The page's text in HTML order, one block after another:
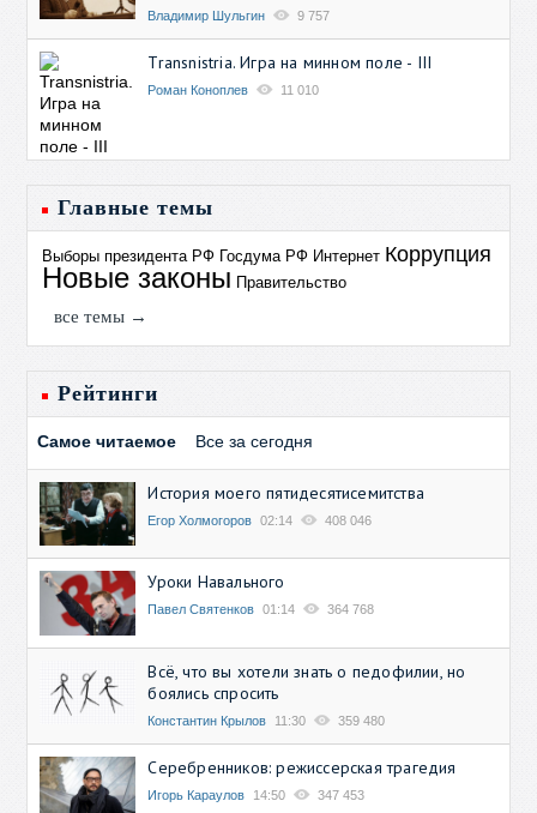
Владимир Шульгин 9 757
Transnistria. Игра на минном поле - III
Роман Коноплев 11 010
Главные темы
Выборы президента РФ Госдума РФ Интернет Коррупция
Новые законы Правительство
все темы →
Рейтинги
Самое читаемое Все за сегодня
История моего пятидесятисемитства
Егор Холмогоров 02:14 408 046
Уроки Навального
Павел Святенков 01:14 364 768
Всё, что вы хотели знать о педофилии, но
боялись спросить
Константин Крылов 11:30 359 480
Серебренников: режиссерская трагедия
Игорь Караулов 14:50 347 453